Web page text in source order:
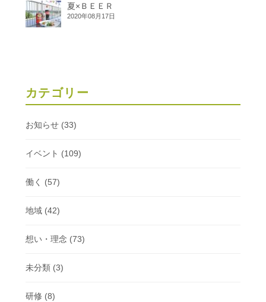
夏×ＢＥＥＲ
2020年08月17日
カテゴリー
お知らせ(33)
イベント (109)
働く (57)
地域(42)
想い・理念 (73)
未分類(3)
研修 (8)